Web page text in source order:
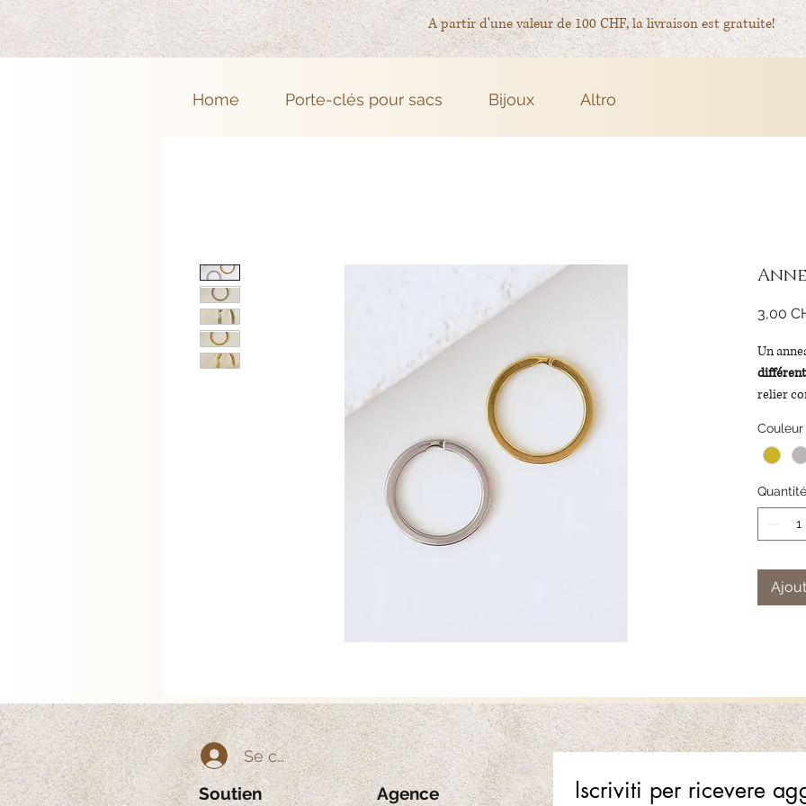
A partir d'une valeur de 100 CHF, la livraison est gratuite!
Home Porte-clés pour sacs Bijoux Altro
3,00
Un
relier
Couleur
Quantité
Se connecter
Soutien Agence Iscriviti per ricevere